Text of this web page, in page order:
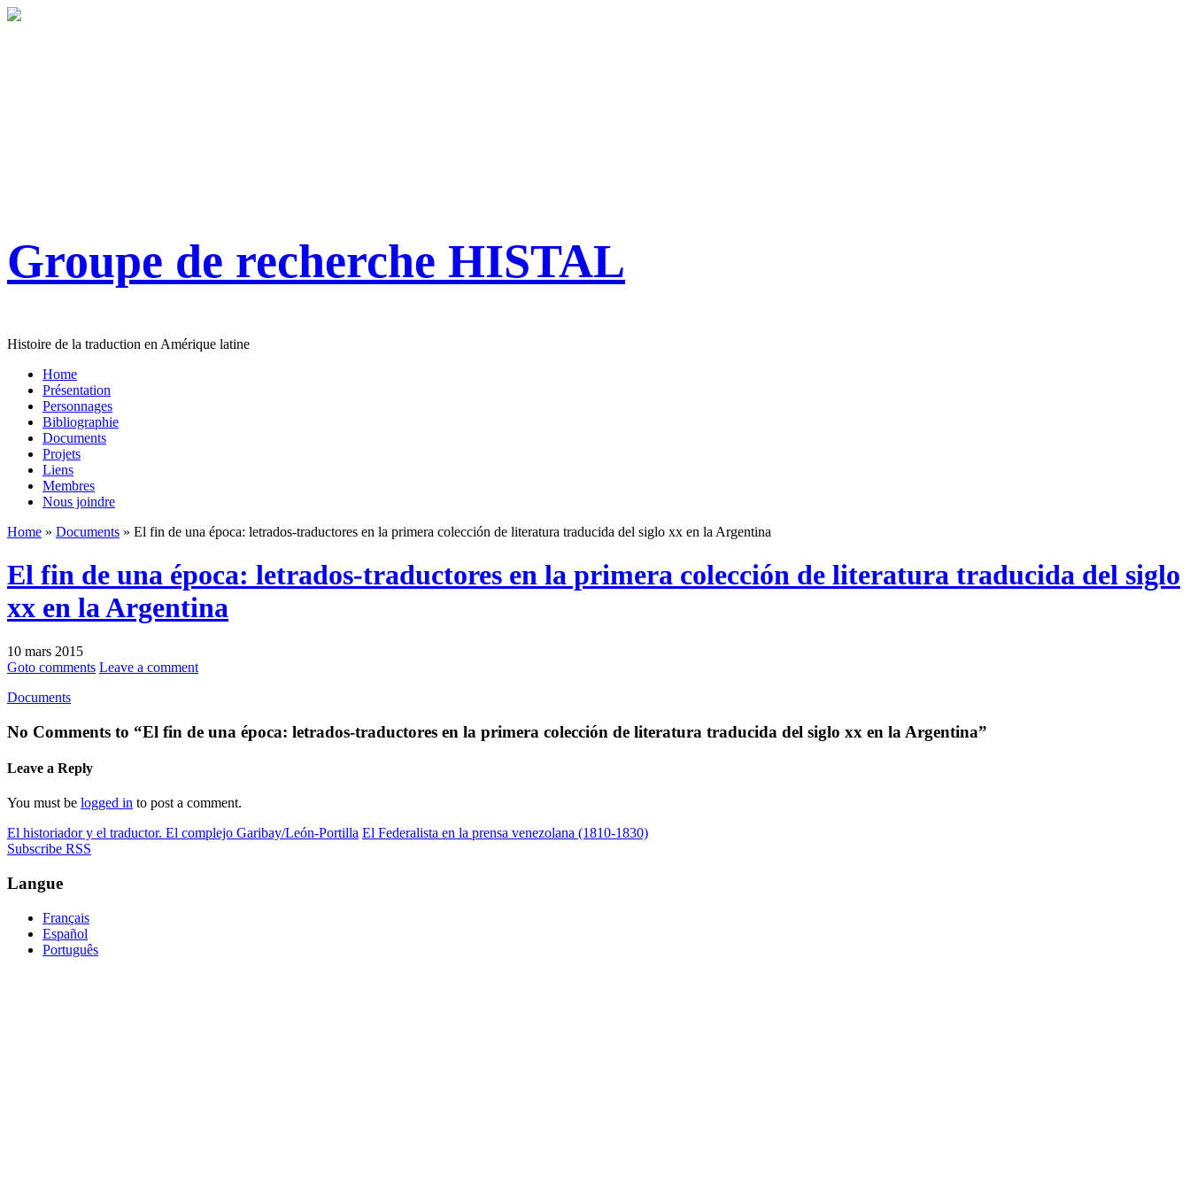
Groupe de recherche HISTAL
Histoire de la traduction en Amérique latine
Home
Présentation
Personnages
Bibliographie
Documents
Projets
Liens
Membres
Nous joindre
Home » Documents » El fin de una época: letrados-traductores en la primera colección de literatura traducida del siglo xx en la Argentina
El fin de una época: letrados-traductores en la primera colección de literatura traducida del siglo
xx en la Argentina
10 mars 2015
Goto comments Leave a comment
Documents
No Comments to “El fin de una época: letrados-traductores en la primera colección de literatura traducida del siglo xx en la Argentina”
Leave a Reply
You must be logged in to post a comment.
El historiador y el traductor. El complejo Garibay/León-Portilla El Federalista en la prensa venezolana (1810-1830)
Subscribe RSS
Langue
Français
Español
Português